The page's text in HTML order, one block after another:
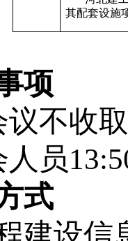
其配套设施
项
议不收
人员
式
建设信